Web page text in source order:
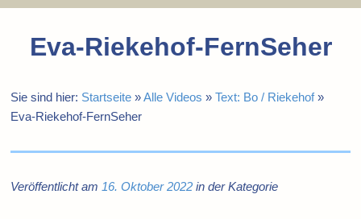
Eva-Riekehof-FernSeher
Sie sind hier: Startseite »Alle Videos »Text: Bo / Riekehof»
Eva-Riekehof-FernSeher
Veröffentlicht am 16. Oktober 2022 in der Kategorie